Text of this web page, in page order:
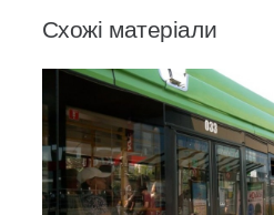
Схожі матеріали